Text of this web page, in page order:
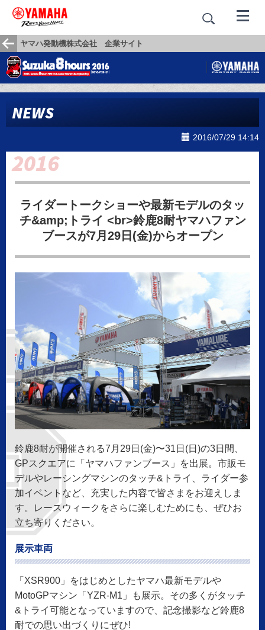
ヤマハ発動機株式会社 企業サイト
NEWS
2016/07/29 14:14
ライダートークショーや最新モデルのタッ
チ&amp;トライ <br>鈴鹿8耐ヤマハファン
ブースが7月29日(金)からオープン
鈴鹿8耐が開催される7月29日(金)〜31日(日)の3日間、
GPスクエアに「ヤマハファンブース」を出展。市販モ
デルやレーシングマシンのタッチ&トライ、ライダー参
加イベントなど、充実した内容で皆さまをお迎えしま
す。レースウィークをさらに楽しむためにも、ぜひお
立ち寄りください。
展示車両
「XSR900」をはじめとしたヤマハ最新モデルや
MotoGPマシン「YZR-M1」も展示。その多くがタッチ
&トライ可能となっていますので、記念撮影など鈴鹿8
耐での思い出づくりにぜひ!